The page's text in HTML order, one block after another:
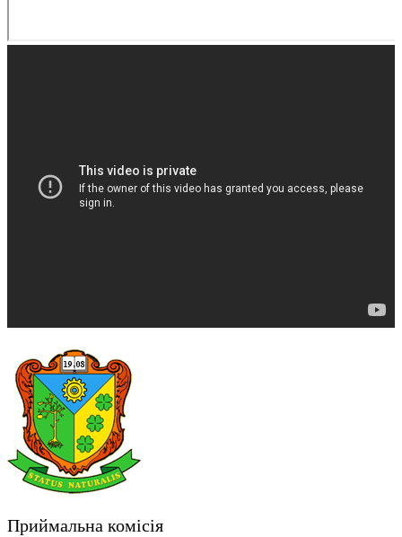
Приймальна комісія